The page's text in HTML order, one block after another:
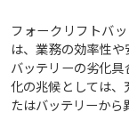
フォークリフトバ
は、業務の効率性や
バッテリーの劣化
化の兆候としては、
たはバッテリーから